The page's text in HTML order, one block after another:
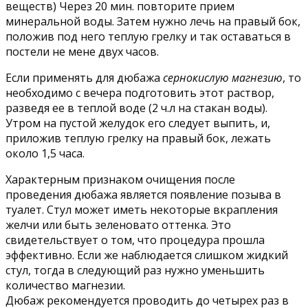
веществ) Через 20 мин. повторите прием
минеральной воды. Затем нужно лечь на правый бок,
положив под него теплую грелку и так оставаться в
постели не мене двух часов.
Если применять для дюбажа сернокислую магнезию, то
необходимо с вечера подготовить этот раствор,
разведя ее в теплой воде (2 ч.л на стакан воды).
Утром на пустой желудок его следует выпить, и,
приложив теплую грелку на правый бок, лежать
около 1,5 часа.
Характерным признаком очищения после
проведения дюбажа является появление позыва в
туалет. Стул может иметь некоторые вкрапления
желчи или быть зеленовато оттенка. Это
свидетельствует о том, что процедура прошла
эффективно. Если же наблюдается слишком жидкий
стул, тогда в следующий раз нужно уменьшить
количество магнезии.
Дюбаж рекомендуется проводить до четырех раз в